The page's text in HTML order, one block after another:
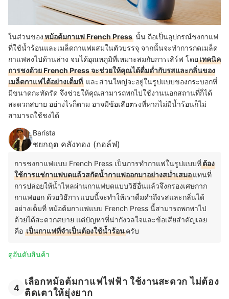
ในส่วนของหม้อต้มกาแฟ French Press นั้น ถือเป็นอุปกรณ์ชงกาแฟ
ที่ใช้น้ำร้อนและเมล็ดกาแฟผสมในตัวบรรจุ จากนั้นจะทำการกดเมล็ด
กาแฟลงไปด้านล่าง จนได้อุณหภูมิที่เหมาะสมกับการเสิร์ฟ โดยเทคนิค
การชงด้วย French Press จะช่วยให้คุณได้ดื่มด่ำกับรสและกลิ่นของ
เมล็ดกาแฟได้อย่างเต็มที่ และส่วนใหญ่จะอยู่ในรูปแบบของกระบอกที่
มีขนาดกะทัดรัด จึงช่วยให้คุณสามารถพกไปใช้งานนอกสถานที่ก็ได้
สะดวกสบาย อย่างไรก็ตาม อาจมีข้อเสียตรงที่หากไม่มีน้ำร้อนก็ไม่
สามารถใช้ชงได้
Barista
ชยกฤต คลังทอง (กอล์ฟ)
การชงกาแฟแบบ French Press เป็นการทำกาแฟในรูปแบบที่ต้อง
ใช้การแช่กาแฟบดแล้วสกัดน้ำกาแฟออกมาอย่างสม่ำเสมอแทนที่
การปล่อยให้น้ำไหลผ่านกาแฟบดแบบวิธีอื่นแล้วจึงกรองเศษกาก
กาแฟออก ด้วยวิธีการแบบนี้จะทำให้เราดื่มดำถึงรสและกลิ่นได้
อย่างเต็มที่ หม้อต้มกาแฟแบบ French Press นี้สามารถพกพาไป
ด้วยได้สะดวกสบาย แต่ปัญหาที่น่ากังวลใจและข้อเสียสำคัญเลย
คือ เป็นกาแฟที่จำเป็นต้องใช้น้ำร้อนครับ
ดูอันดับสินค้า
4
เลือกหม้อต้มกาแฟไฟฟ้า ใช้งานสะดวก ไม่ต้อง
ติดเตาให้ยุ่งยาก